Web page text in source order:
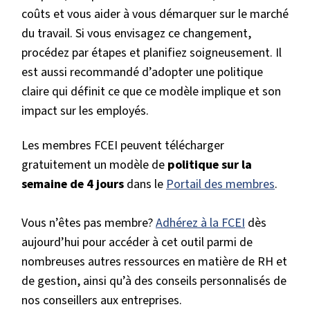
coûts et vous aider à vous démarquer sur le marché
du travail. Si vous envisagez ce changement,
procédez par étapes et planifiez soigneusement. Il
est aussi recommandé d’adopter une politique
claire qui définit ce que ce modèle implique et son
impact sur les employés.
Les membres FCEI peuvent télécharger
gratuitement un modèle de politique sur la
semaine de 4 jours dans lePortail des membres.
Vous n’êtes pas membre?Adhérez à la FCEI dès
aujourd’hui pour accéder à cet outil parmi de
nombreuses autres ressources en matière de RH et
de gestion, ainsi qu’à des conseils personnalisés de
nos conseillers aux entreprises.